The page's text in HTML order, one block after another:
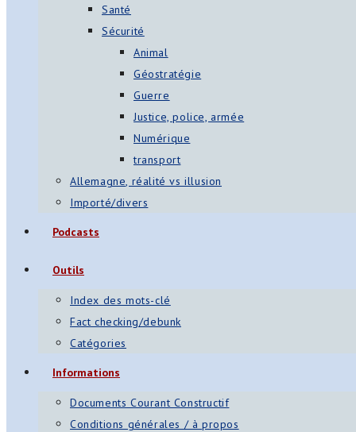
Santé
Sécurité
Animal
Géostratégie
Guerre
Justice, police, armée
Numérique
transport
Allemagne, réalité vs illusion
Importé/divers
Podcasts
Outils
Index des mots-clé
Fact checking/debunk
Catégories
Informations
Documents Courant Constructif
Conditions générales / à propos